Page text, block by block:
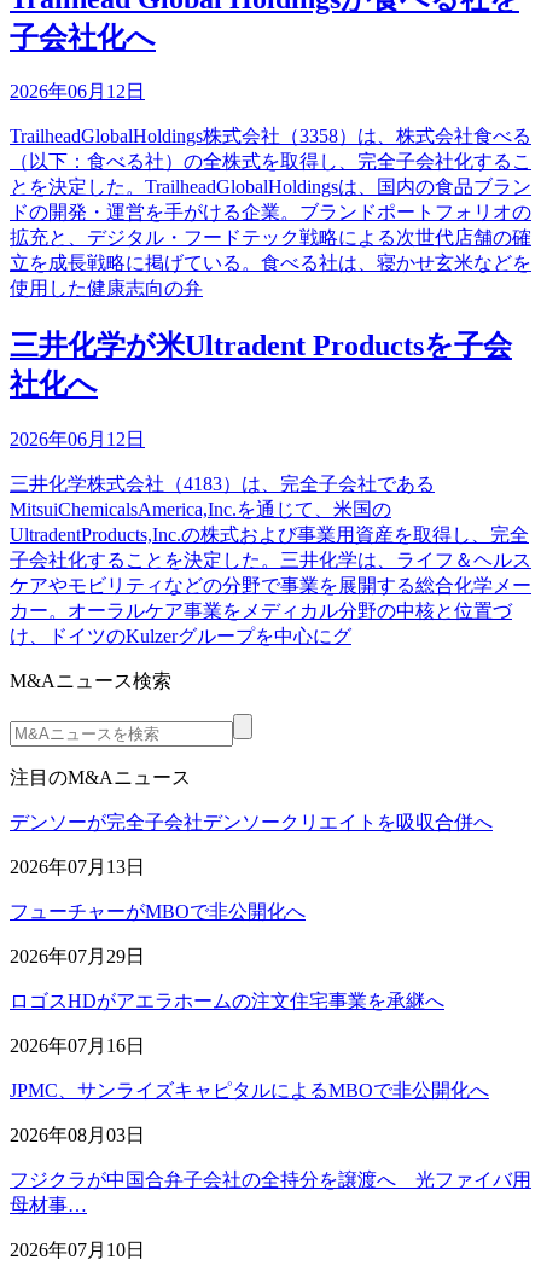
子会社化へ
2026年06月12日
TrailheadGlobalHoldings株式会社（3358）は、株式会社食べる
（以下：食べる社）の全株式を取得し、完全子会社化するこ
とを決定した。TrailheadGlobalHoldingsは、国内の食品ブラン
ドの開発・運営を手がける企業。ブランドポートフォリオの
拡充と、デジタル・フードテック戦略による次世代店舗の確
立を成長戦略に掲げている。食べる社は、寝かせ玄米などを
使用した健康志向の弁
三井化学が米Ultradent Productsを子会
社化へ
2026年06月12日
三井化学株式会社（4183）は、完全子会社である
MitsuiChemicalsAmerica,Inc.を通じて、米国の
UltradentProducts,Inc.の株式および事業用資産を取得し、完全
子会社化することを決定した。三井化学は、ライフ＆ヘルス
ケアやモビリティなどの分野で事業を展開する総合化学メー
カー。オーラルケア事業をメディカル分野の中核と位置づ
け、ドイツのKulzerグループを中心にグ
M&Aニュース検索
注目のM&Aニュース
デンソーが完全子会社デンソークリエイトを吸収合併へ
2026年07月13日
フューチャーがMBOで非公開化へ
2026年07月29日
ロゴスHDがアエラホームの注文住宅事業を承継へ
2026年07月16日
JPMC、サンライズキャピタルによるMBOで非公開化へ
2026年08月03日
フジクラが中国合弁子会社の全持分を譲渡へ 光ファイバ用
母材事…
2026年07月10日